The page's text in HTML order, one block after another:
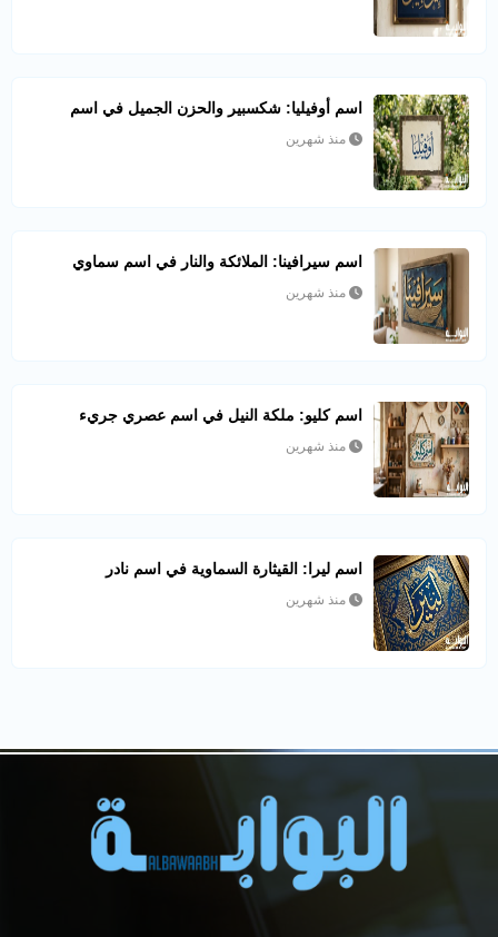
اسم أوفيليا: شكسبير والحزن الجميل في اسم
منذ شهرين
اسم سيرافينا: الملائكة والنار في اسم سماوي
منذ شهرين
اسم كليو: ملكة النيل في اسم عصري جريء
منذ شهرين
اسم ليرا: القيثارة السماوية في اسم نادر
منذ شهرين